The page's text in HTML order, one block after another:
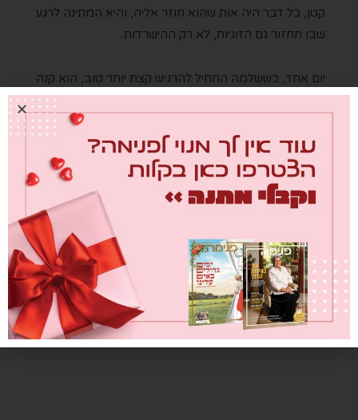
קטן, כל דבר היה אות שהוא חוזר אליה, והיא המתינה לרגע
שבו תחזור גם הזוגיות, לא רק ההישרדות.
יום אחד, כששלמה התחיל להרגיש קצת יותר טוב, הוא קנה
לה אייס־קפה. "זה היה הדבר הכי פשוט בעולם, משהו
שהוא עשה מאות פעמים לפני החולי, אבל פשוט התחלתי
לבכות", מספרת שני. "זה היה בדיוק מה שהתגעגעתי אליו –
הרגעים הקטנים האלה, השגרה הפשוטה של הזוגיות שלנו".
קרדיט: שרינה זרביב
צילום: תחיה פלבין
איפור: רותם זוהר מרפלד